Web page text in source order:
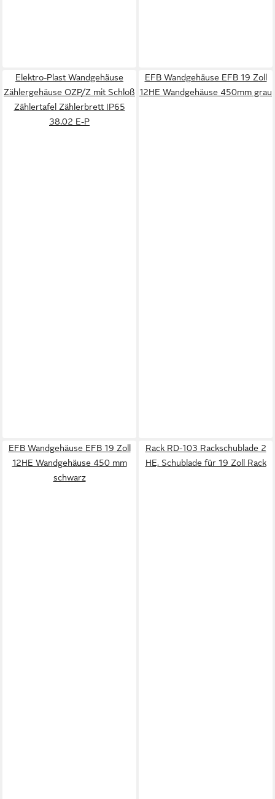
Elektro-Plast Wandgehäuse
Zählergehäuse OZP/Z mit Schloß
Zählertafel Zählerbrett IP65
38.02 E-P
EFB Wandgehäuse EFB 19 Zoll
12HE Wandgehäuse 450mm grau
EFB Wandgehäuse EFB 19 Zoll
12HE Wandgehäuse 450 mm
schwarz
Rack RD-103 Rackschublade 2
HE, Schublade für 19 Zoll Rack